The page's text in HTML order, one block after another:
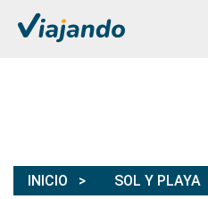
INICIO SOL Y PLAYA